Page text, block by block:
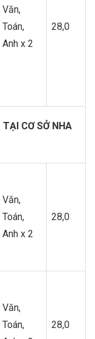
Văn,
Toán,
Anh x 2
28,0
CƠ SỞ NHA
Văn,
Toán,
Anh x 2
28,0
Văn,
Toán,
28,0